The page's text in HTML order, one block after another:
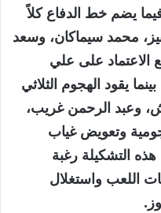
يضم خط الدفاع كلاً
محمد سيماكان، وسعد
الاعتماد على علي
يقود الهجوم الثلاثي
وعبد الرحمن غريب،
وتعويض غياب
التشكيلة رغبة
اللعب واستغلال